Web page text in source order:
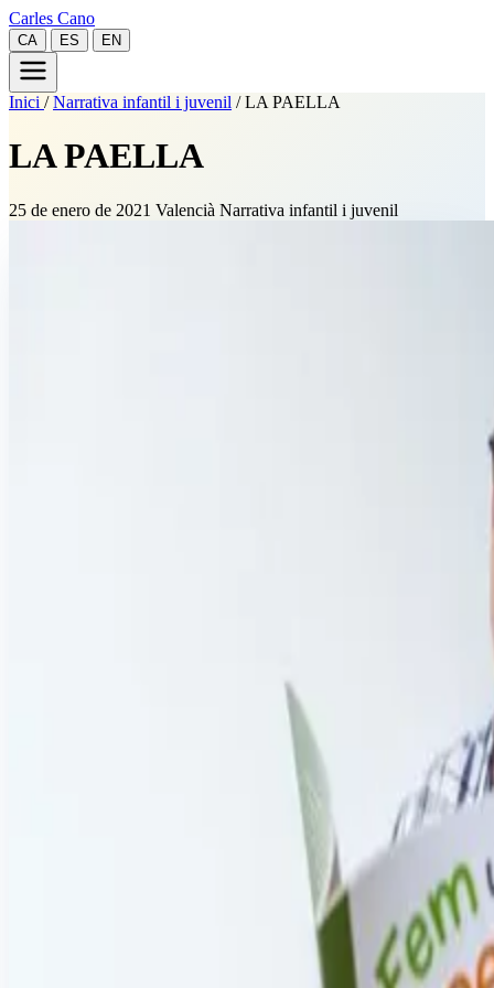
Carles Cano
CA ES EN
Inici / Narrativa infantil i juvenil / LA PAELLA
LA PAELLA
25 de enero de 2021 Valencià Narrativa infantil i juvenil